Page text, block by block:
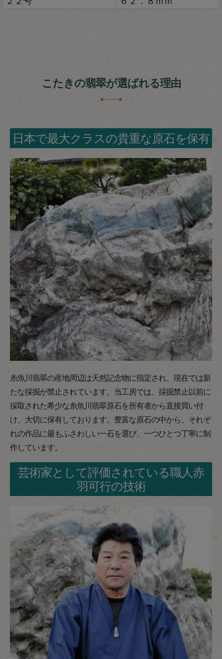
こたきの翡翠が選ばれる理由
日本で最大クラスの貴重な原石を保有
糸魚川翡翠の産地周辺は天然記念物に指定され、現在では新
たな採掘が禁止されています。当工房では、採掘禁止以前に
採取された希少な糸魚川翡翠原石を所有者から直接買い付
け、大切に保有しております。豊富な原石の中から、それぞ
れの作品に最もふさわしい一石を選び、一つひとつ丁寧に制
作しています。
芸術家として評価されている職人赤
羽可行の技術